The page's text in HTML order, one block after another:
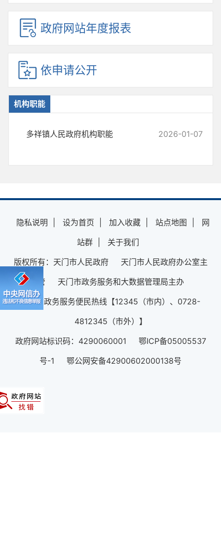
政府网站年度报表
依申请公开
机构职能
多祥镇人民政府机构职能 2026-01-07
隐私说明 设为首页 加入收藏 站点地图
网
站群
关于我们
版权所有：天门市人民政府 天门市人民政府办公室主
管 天门市政务服务和大数据管理局主办
12345政务服务便民热线【12345（市内）、0728-
4812345（市外）】
政府网站标识码：4290060001 鄂ICP备05005537
号-1 鄂公网安备42900602000138号